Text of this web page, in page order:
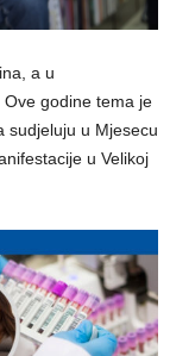
a u
godine tema je
sudjeluju u Mjesecu
u Velikoj